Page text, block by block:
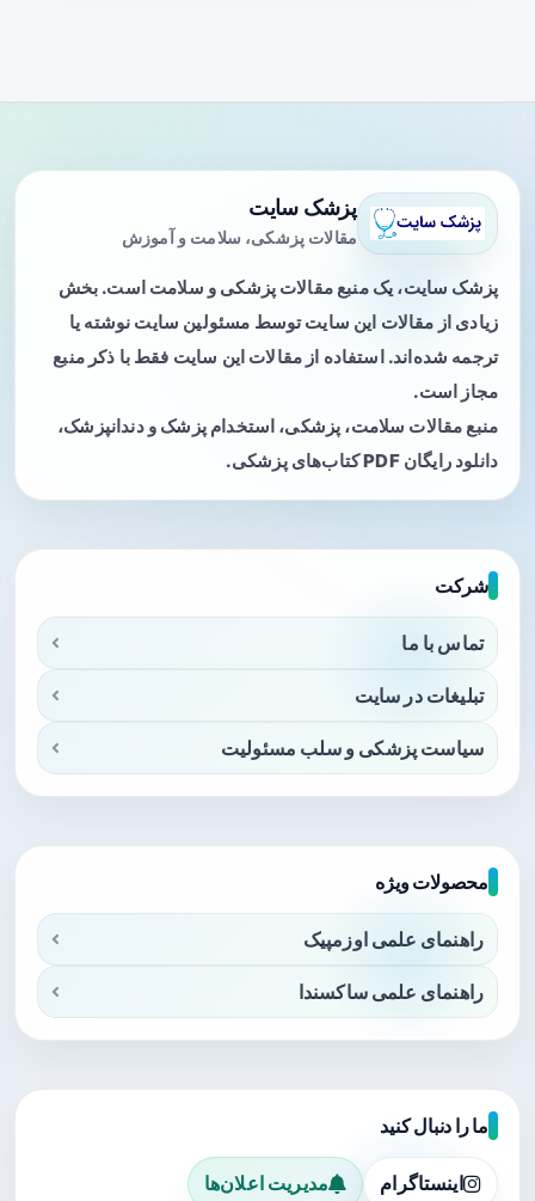
پزشک سایت
مقالات پزشکی، سلامت و آموزش
پزشک سایت، یک منبع مقالات پزشکی و سلامت است. بخش
زیادی از مقالات این سایت توسط مسئولین سایت نوشته یا
ترجمه شده‌اند. استفاده از مقالات این سایت فقط با ذکر منبع
مجاز است.
منبع مقالات سلامت، پزشکی، استخدام پزشک و دندانپزشک،
دانلود رایگان PDF کتاب‌های پزشکی.
شرکت
تماس با ما
تبلیغات در سایت
سیاست پزشکی و سلب مسئولیت
محصولات ویژه
راهنمای علمی اوزمپیک
راهنمای علمی ساکسندا
ما را دنبال کنید
اینستاگرام مدیریت اعلان‌ها